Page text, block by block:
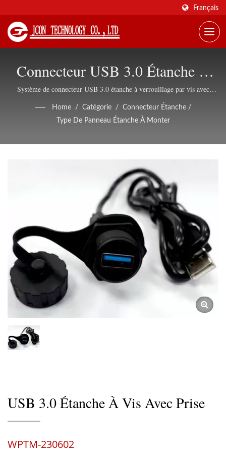
Français
Connecteur USB 3.0 Étanche À
Filetage Avec Prise - Solution
Industrielle Classée IP68
Système de connecteur USB 3.0 étanche à verrouillage par vis avec
compatibilité de presse-étoupe pour des applications industrielles,
extérieures et maritimes
Home / Catégorie / Connecteur Étanche /
Type De Panneau Étanche À Monter
USB 3.0 Étanche À Vis Avec Prise
WPTM-230602